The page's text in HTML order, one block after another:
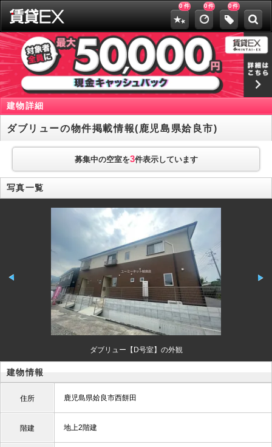
0 件 0件 0件
建物詳細
ダブリューの物件掲載情報(鹿児島県姶良市)
募集中の空室を3件表示しています
写真一覧
ダブリュー【D号室】の外観
建物情報
住所 鹿児島県姶良市西餅田
階建 地上2階建